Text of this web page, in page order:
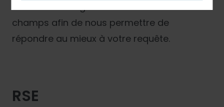
Merci de renseigner un maximum de
champs afin de nous permettre de
répondre au mieux à votre requête.
RSE